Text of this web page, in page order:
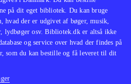
"Bang for the
bibliotekerne
på dit eget bibliotek. Du kan bruge
der er udgivet af bøger, musik,
lydbøger osv. Bibliotek.dk er altså ikke
og service over hvad der findes på
som du kan bestille og få leveret til dit